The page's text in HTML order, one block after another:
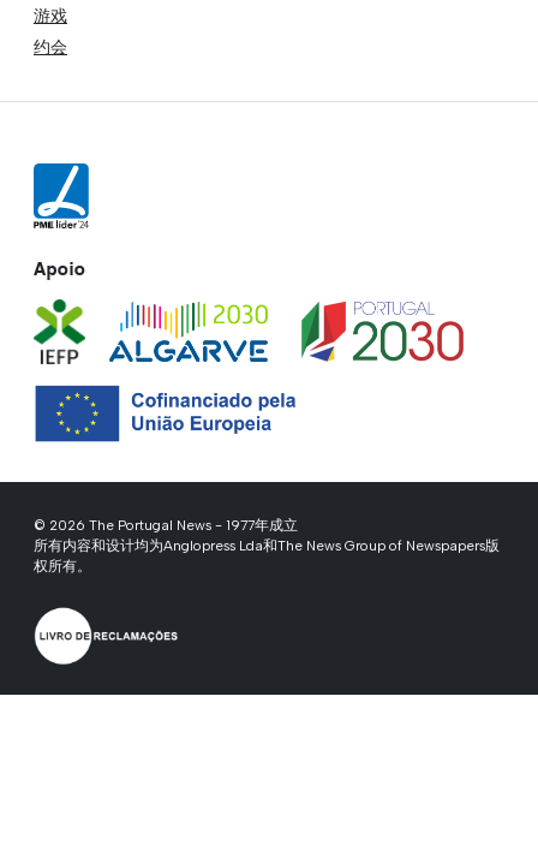
游戏
约会
Apoio
© 2026 The Portugal News - 1977年成立
所有内容和设计均为Anglopress Lda和The News Group of Newspapers版
权所有。